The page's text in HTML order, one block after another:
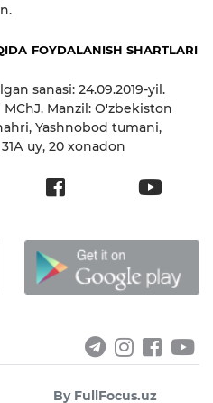
FOYDALANISH SHARTLARI
sanasi: 24.09.2019-yil.
Manzil: O'zbekiston
Yashnobod tumani,
uy, 20 xonadon
By FullFocus.uz